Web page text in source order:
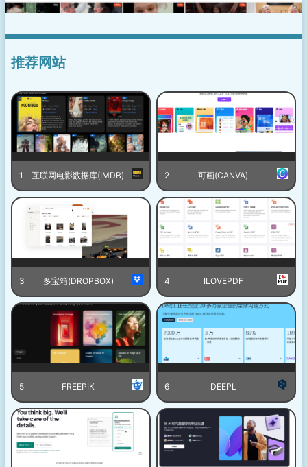
推荐网站
1 互联网电影数据库(IMDB) 2 可画(CANVA)
3 多宝箱(DROPBOX) 4 ILOVEPDF
5 FREEPIK 6 DEEPL